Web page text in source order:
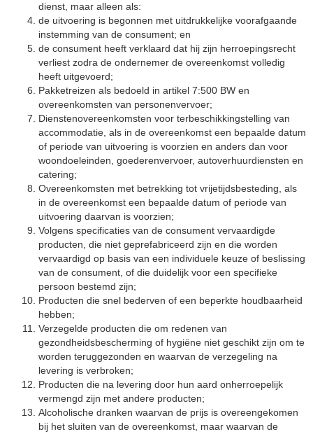
dienst, maar alleen als:
de uitvoering is begonnen met uitdrukkelijke voorafgaande
instemming van de consument; en
de consument heeft verklaard dat hij zijn herroepingsrecht
verliest zodra de ondernemer de overeenkomst volledig
heeft uitgevoerd;
Pakketreizen als bedoeld in artikel 7:500 BW en
overeenkomsten van personenvervoer;
Dienstenovereenkomsten voor terbeschikkingstelling van
accommodatie, als in de overeenkomst een bepaalde datum
of periode van uitvoering is voorzien en anders dan voor
woondoeleinden, goederenvervoer, autoverhuurdiensten en
catering;
Overeenkomsten met betrekking tot vrijetijdsbesteding, als
in de overeenkomst een bepaalde datum of periode van
uitvoering daarvan is voorzien;
Volgens specificaties van de consument vervaardigde
producten, die niet geprefabriceerd zijn en die worden
vervaardigd op basis van een individuele keuze of beslissing
van de consument, of die duidelijk voor een specifieke
persoon bestemd zijn;
Producten die snel bederven of een beperkte houdbaarheid
hebben;
Verzegelde producten die om redenen van
gezondheidsbescherming of hygiëne niet geschikt zijn om te
worden teruggezonden en waarvan de verzegeling na
levering is verbroken;
Producten die na levering door hun aard onherroepelijk
vermengd zijn met andere producten;
Alcoholische dranken waarvan de prijs is overeengekomen
bij het sluiten van de overeenkomst, maar waarvan de